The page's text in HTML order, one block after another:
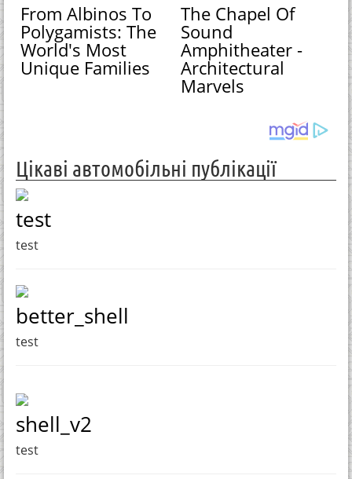
From Albinos To
Polygamists: The
World's Most
Unique Families
The Chapel Of
Sound
Amphitheater -
Architectural
Marvels
Цікаві автомобільні публікації
test
test
better_shell
test
shell_v2
test